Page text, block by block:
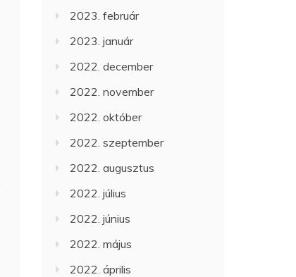
2023. február
2023. január
2022. december
2022. november
2022. október
2022. szeptember
2022. augusztus
2022. július
2022. június
2022. május
2022. április